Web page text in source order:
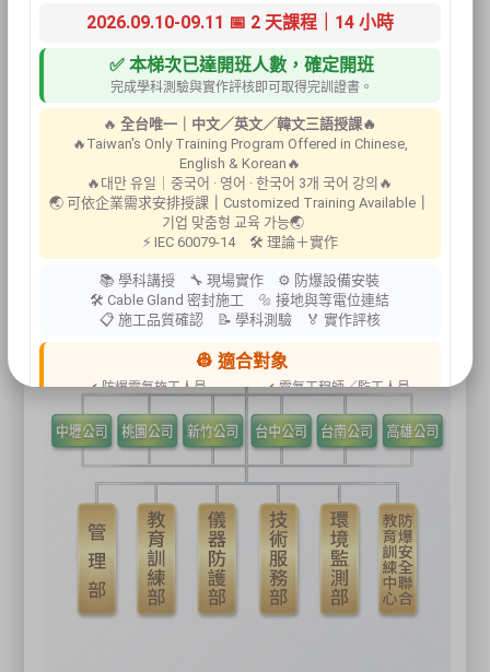
技術士技能檢定甲級技術士
職業衛生管理師
甲級化學性作業環境測定人員
甲級物理性作業環境測定人員
工業局登錄管理系統輔導人員
職業安全衛生管理系統輔導人員
環境管理系統輔導人員
溫室氣體盤查輔導人員
碳足跡盤查輔導人員
2026.09.10-09.11 📅 2 天課程｜14 小時
✅ 本梯次已達開班人數，確定開班
完成學科測驗與實作評核即可取得完訓證書。
🔥全台唯一｜中文／英文／韓文三語授課🔥
🔥Taiwan's Only Training Program Offered in Chinese,
English & Korean🔥
🔥대만 유일｜중국어 · 영어 · 한국어 3개 국어 강의🔥
🌏 可依企業需求安排授課
Customized Training Available
기업 맞춤형 교육 가능🌏
⚡ IEC 60079-14 🛠 理論＋實作
📚 學科講授 🔧 現場實作 ⚙ 防爆設備安裝
🛠 Cable Gland 密封施工 🔩 接地與等電位連結
📋 施工品質確認 📝 學科測驗 🏅 實作評核
👷 適合對象
✔ 防爆電氣施工人員
✔ 電氣工程師／監工人員
✔ 工廠設備管理人員
📍 上課地點／主辦資訊
40458 臺中市北區中清路一段100號9樓
主辦單位
台灣省工商安全衛生協會
技術協辦
祐大技術顧問股份有限公司
防爆安全聯合教育訓練中心（ExTW）
協辦單位
三左興業股份有限公司（SANCTITY）